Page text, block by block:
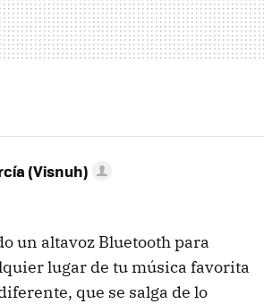
(Visnuh)
un altavoz Bluetooth para
lugar de tu música favorita
que se salga de lo